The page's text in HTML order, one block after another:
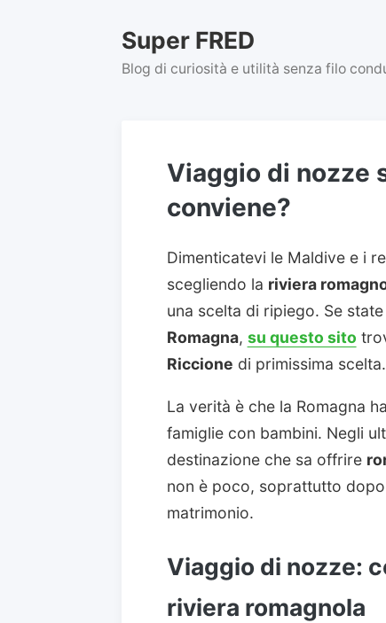
content
Super FRED
Blog di curiosità e utilità senza filo
Viaggio di nozze
conviene?
Dimenticatevi le Maldive e i
scegliendo la riviera
una scelta di ripiego. Se
Romagna, su questo sito
Riccione di primissima scelta.
La verità è che la Romagna
famiglie con bambini. Negli
destinazione che sa offrire
non è poco, soprattutto
matrimonio.
Viaggio di nozze:
riviera romagnola